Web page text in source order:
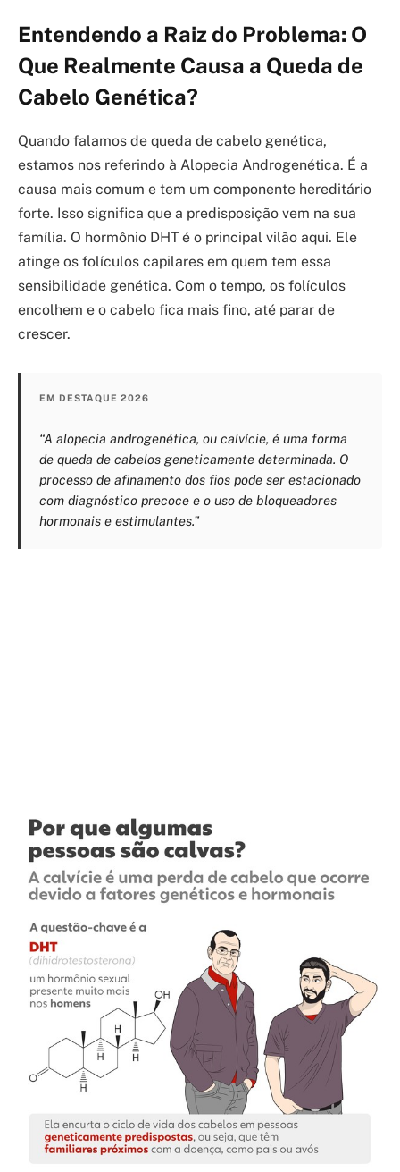
Entendendo a Raiz do Problema: O
Que Realmente Causa a Queda de
Cabelo Genética?
Quando falamos de queda de cabelo genética,
estamos nos referindo à Alopecia Androgenética. É a
causa mais comum e tem um componente hereditário
forte. Isso significa que a predisposição vem na sua
família. O hormônio DHT é o principal vilão aqui. Ele
atinge os folículos capilares em quem tem essa
sensibilidade genética. Com o tempo, os folículos
encolhem e o cabelo fica mais fino, até parar de
crescer.
EM DESTAQUE 2026
“A alopecia androgenética, ou calvície, é uma forma
de queda de cabelos geneticamente determinada. O
processo de afinamento dos fios pode ser estacionado
com diagnóstico precoce e o uso de bloqueadores
hormonais e estimulantes.”